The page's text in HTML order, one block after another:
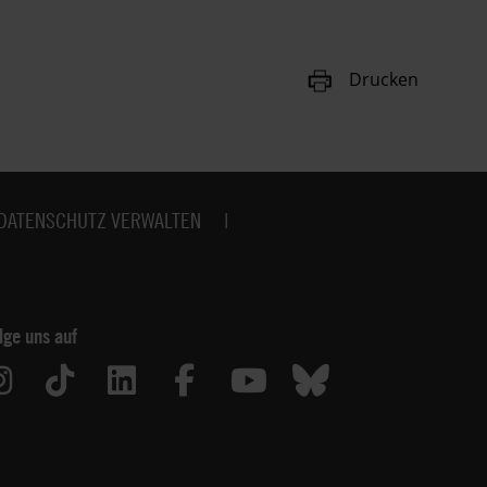
Drucken
VERWALTEN
uns auf